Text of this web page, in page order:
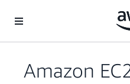
Amazon